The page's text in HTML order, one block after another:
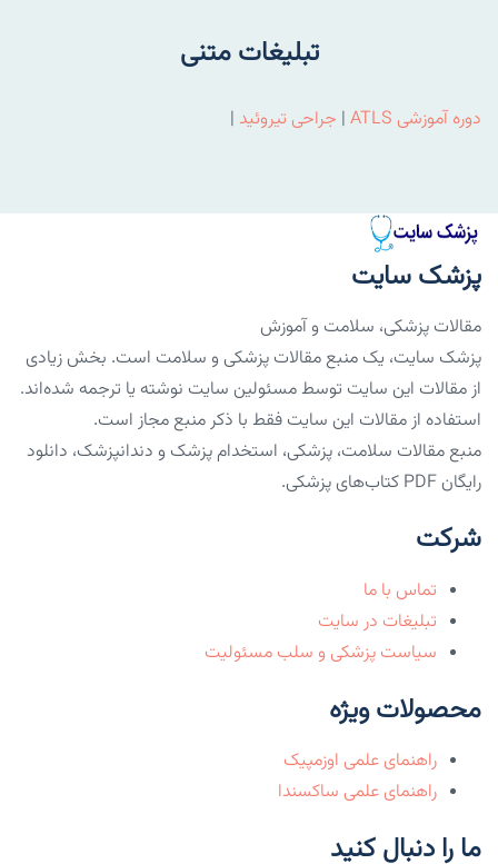
تبلیغات متنی
دوره آموزشی ATLS | جراحی تیروئید |
پزشک سایت
مقالات پزشکی، سلامت و آموزش
پزشک سایت، یک منبع مقالات پزشکی و سلامت است. بخش زیادی
از مقالات این سایت توسط مسئولین سایت نوشته یا ترجمه شده‌اند.
استفاده از مقالات این سایت فقط با ذکر منبع مجاز است.
منبع مقالات سلامت، پزشکی، استخدام پزشک و دندانپزشک، دانلود
رایگان PDF کتاب‌های پزشکی.
شرکت
تماس با ما
تبلیغات در سایت
سیاست پزشکی و سلب مسئولیت
محصولات ویژه
راهنمای علمی اوزمپیک
راهنمای علمی ساکسندا
ما را دنبال کنید